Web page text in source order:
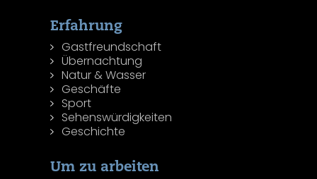
Erfahrung
Gastfreundschaft
Übernachtung
Natur & Wasser
Geschäfte
Sport
Sehenswürdigkeiten
Geschichte
Um zu arbeiten